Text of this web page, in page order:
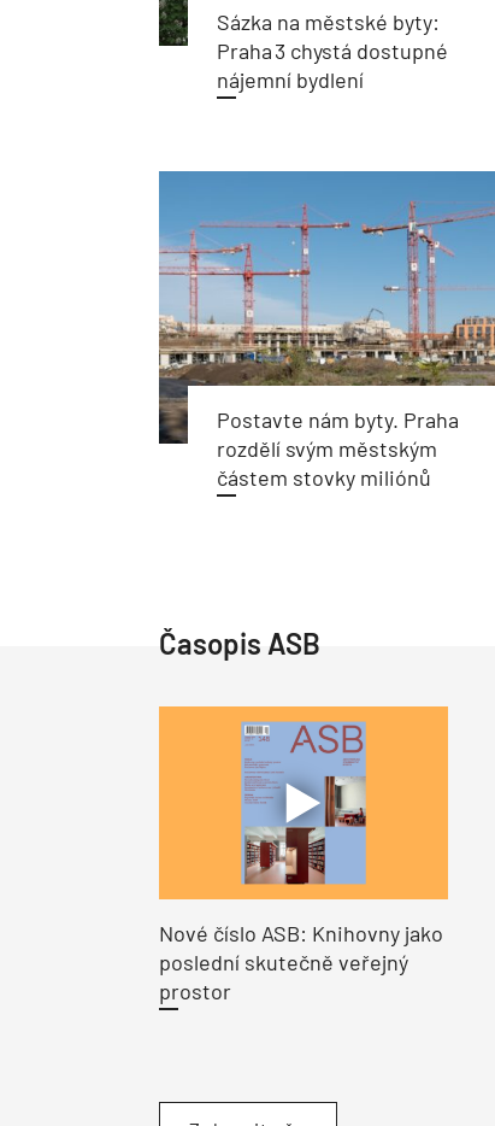
Sázka na městské byty:
Praha 3 chystá dostupné
nájemní bydlení
Postavte nám byty. Praha
rozdělí svým městským
částem stovky miliónů
Časopis ASB
Nové číslo ASB: Knihovny jako
poslední skutečně veřejný
prostor